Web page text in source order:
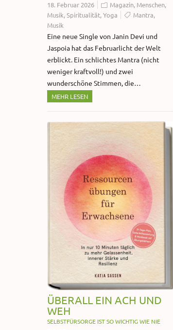
18. Februar 2026
Magazin, Menschen,
Musik,Spiritualität,Yoga Mantra,
Musik
Eine neue Single von Janin Devi und
Jaspoia hat das Februarlicht der Welt
erblickt. Ein schlichtes Mantra (nicht
weniger kraftvoll!) und zwei
wunderschöne Stimmen, die…
MEHR LESEN
ÜBERALL EIN ACH UND
WEH
SELBSTFÜRSORGE IST SO WICHTIG WIE NIE